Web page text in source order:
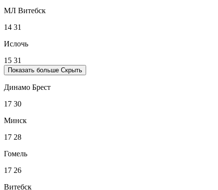
МЛ Витебск
14 31
Ислочь
15 31
Показать больше Скрыть
Динамо Брест
17 30
Минск
17 28
Гомель
17 26
Витебск